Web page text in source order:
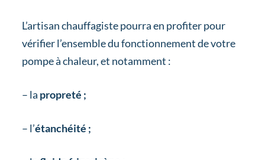
L’artisan chauffagiste pourra en profiter pour
vérifier l’ensemble du fonctionnement de votre
pompe à chaleur, et notamment :
– la propreté ;
– l’étanchéité ;